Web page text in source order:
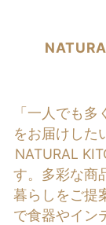
「一人でも
をお届けした
NATURAL
す。多彩な商
暮らしをご提
で食器やイン